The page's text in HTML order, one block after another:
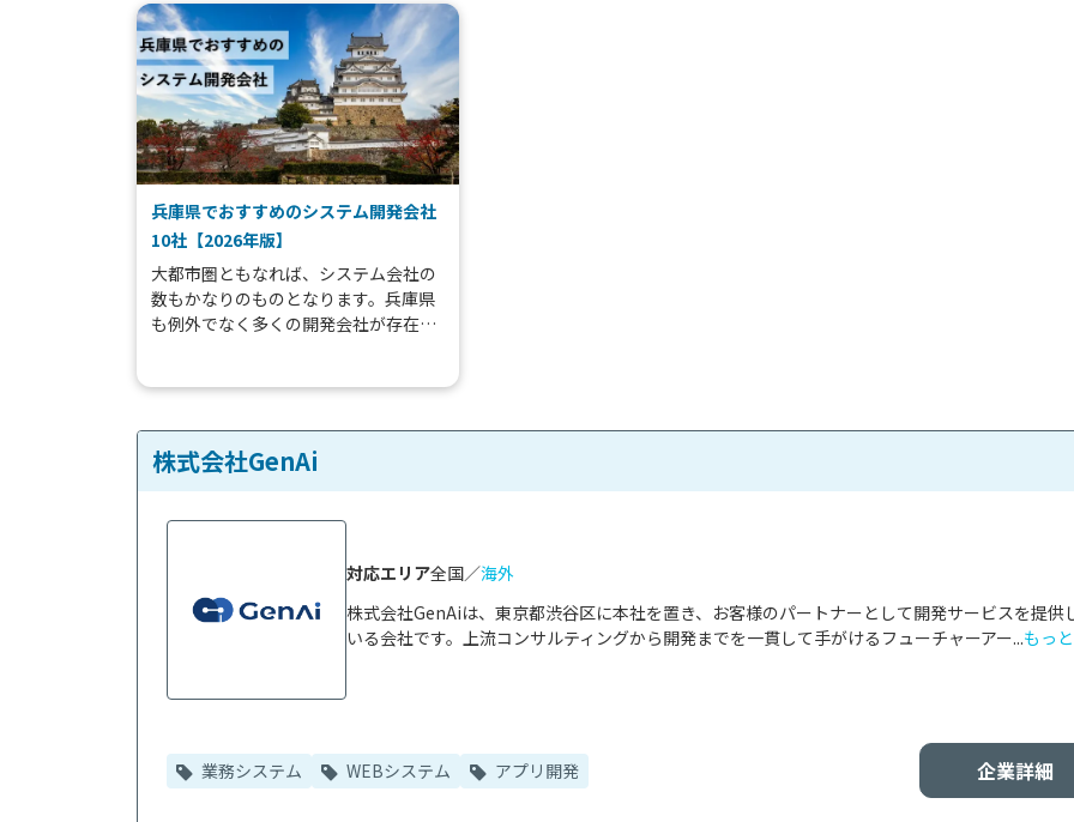
兵庫県でおすすめのシステム開発会社
10社【2026年版】
大都市圏ともなれば、システム会社の
数もかなりのものとなります。兵庫県
も例外でなく多くの開発会社が存在し
株式会社GenAi
株式会社GenAiは、東京都渋谷区に本社を置き、お客様のパートナーとして開発サービスを提供
いる会社です。上流コンサルティングから開発までを一貫して手がけるフューチャーアー...もっ
対応エリア全国／海外
企業詳細
業務システム WEBシステム アプリ開発